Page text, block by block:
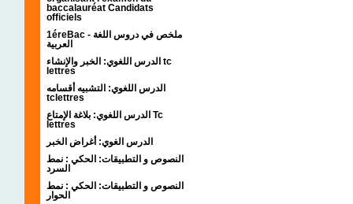
baccalauréat Candidats
officiels
1éreBac - ملخص في دروس اللغة
العربية
الدرس اللغوي: الخبر والإنشاء tc
lettres
الدرس اللغوي: التشبيه أقسامه
tclettres
الدرس اللغوي: بلاغة الإمتاع Tc
lettres
الدرس الغوي: أغراض الخبر
النصوص و التطبيقات: الحكي : نمط
السرد
النصوص و التطبيقات: الحكي : نمط
الحوار